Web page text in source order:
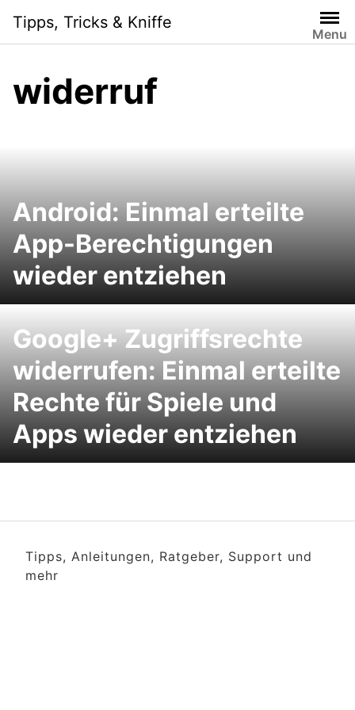
content
Tipps, Tricks & Kniffe
Menu
widerruf
Android: Einmal erteilte
App-Berechtigungen
wieder entziehen
Google+ Zugriffsrechte
widerrufen: Einmal erteilte
Rechte für Spiele und
Apps wieder entziehen
Tipps, Anleitungen, Ratgeber, Support und
mehr